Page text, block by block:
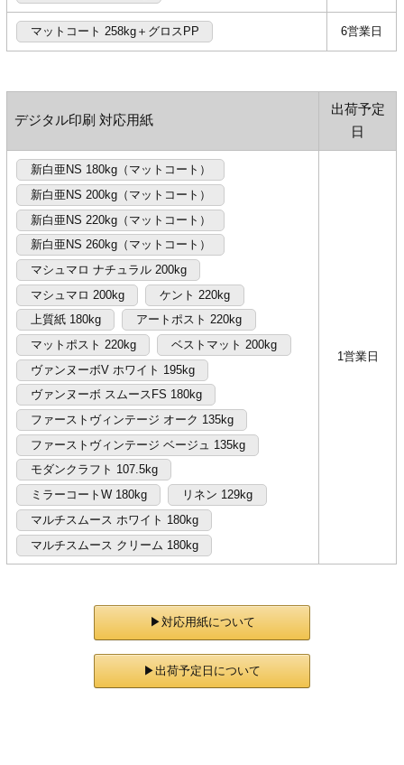
マットコート 258kg＋グロスPP 6営業日
デジタル印刷 対応用紙
出荷予定
日
新白亜NS 180kg（マットコート）
新白亜NS 200kg（マットコート）
新白亜NS 220kg（マットコート）
新白亜NS 260kg（マットコート）
マシュマロ ナチュラル 200kg
マシュマロ 200kg
ケント 220kg
上質紙 180kg
アートポスト 220kg
マットポスト 220kg
ベストマット 200kg
ヴァンヌーボV ホワイト 195kg
ヴァンヌーボ スムースFS 180kg
ファーストヴィンテージ オーク 135kg
ファーストヴィンテージ ベージュ 135kg
モダンクラフト 107.5kg
ミラーコートW 180kg
リネン 129kg
マルチスムース ホワイト 180kg
マルチスムース クリーム 180kg
1営業日
▶対応用紙について
▶出荷予定日について